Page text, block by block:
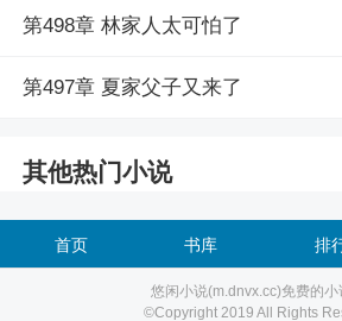
第498章 林家人太可怕了
第497章 夏家父子又来了
其他热门小说
首页 书库 排
悠闲小说(m.dnvx.cc)免费的小
©Copyright 2019 All Rights